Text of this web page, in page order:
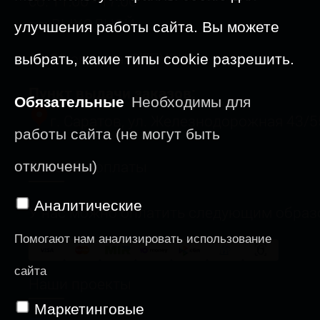
вс: ВЫХОДНОЙ
09-23 августа: ОТПУСК
Пункт выдачи заказов:
Способы оплаты
У нас можно оплатить следующим
улучшения работы сайта. Вы можете
выбрать, какие типы cookie разрешить.
Обязательные Необходимы для
работы сайта (не могут быть
отключены)
Аналитические
Помогают нам анализировать использование
сайта
Маркетинговые